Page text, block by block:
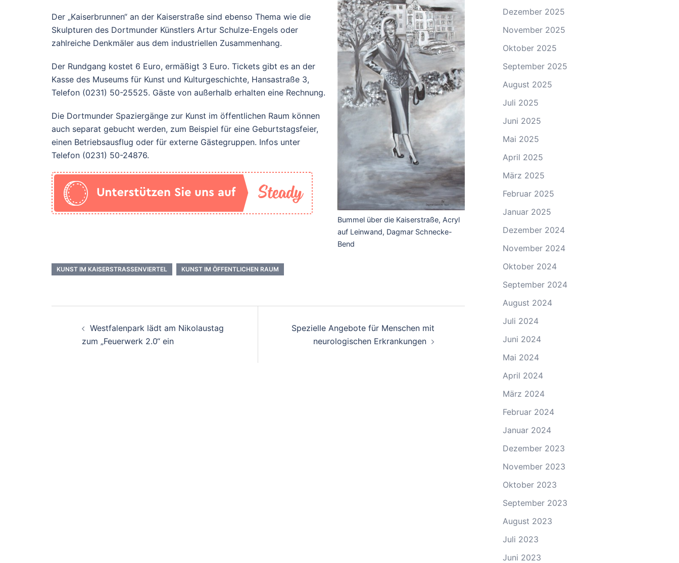
Bummel über die Kaiserstraße, Acryl
auf Leinwand, Dagmar Schnecke-
Bend
Der „Kaiserbrunnen“ an der Kaiserstraße sind ebenso Thema wie die
Skulpturen des Dortmunder Künstlers Artur Schulze-Engels oder
zahlreiche Denkmäler aus dem industriellen Zusammenhang.
Der Rundgang kostet 6 Euro, ermäßigt 3 Euro. Tickets gibt es an der
Kasse des Museums für Kunst und Kulturgeschichte, Hansastraße 3,
Telefon (0231) 50-25525. Gäste von außerhalb erhalten eine Rechnung.
Die Dortmunder Spaziergänge zur Kunst im öffentlichen Raum können
auch separat gebucht werden, zum Beispiel für eine Geburtstagsfeier,
einen Betriebsausflug oder für externe Gästegruppen. Infos unter
Telefon (0231) 50-24876.
KUNST IM KAISERSTRASSENVIERTEL KUNST IM ÖFFENTLICHEN RAUM
Beitrags-
Navigation
Westfalenpark lädt am Nikolaustag
zum „Feuerwerk 2.0“ ein
Spezielle Angebote für Menschen mit
neurologischen Erkrankungen
Dezember 2025
November 2025
Oktober 2025
September 2025
August 2025
Juli 2025
Juni 2025
Mai 2025
April 2025
März 2025
Februar 2025
Januar 2025
Dezember 2024
November 2024
Oktober 2024
September 2024
August 2024
Juli 2024
Juni 2024
Mai 2024
April 2024
März 2024
Februar 2024
Januar 2024
Dezember 2023
November 2023
Oktober 2023
September 2023
August 2023
Juli 2023
Juni 2023